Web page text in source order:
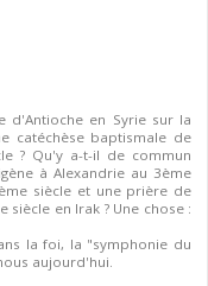
d'Antioche en Syrie sur la
catéchèse baptismale de
? Qu'y a-t-il de commun
à Alexandrie au 3ème
siècle et une prière de
en Irak ? Une chose :
la foi, la "symphonie du
aujourd'hui.